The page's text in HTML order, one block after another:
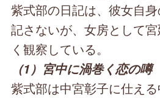
紫式部の日記は、彼女自
記さないが、女房として
く観察している。
（1）宮中に渦巻く恋の噂
紫式部は中宮彰子に仕え